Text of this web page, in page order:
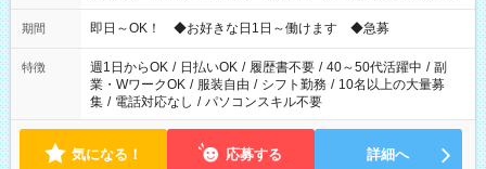
仕事により勤務時間が異なります
期間 即日～OK！ ◆お好きな日1日～働けます ◆急募
特徴 週1日からOK / 日払いOK / 履歴書不要 / 40～50代活躍中 / 副
業・WワークOK / 服装自由 / シフト勤務 / 10名以上の大量募
集 / 電話対応なし / パソコンスキル不要
気になる！ 応募する 詳細へ